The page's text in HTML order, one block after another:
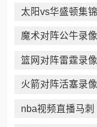
太阳vs华盛顿集锦
魔术对阵公牛录像
篮网对阵雷霆录像
火箭对阵活塞录像
nba视频直播马刺